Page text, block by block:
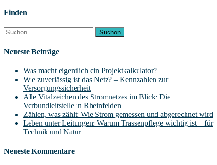
Finden
Suchen
nach:
Neueste Beiträge
Was macht eigentlich ein Projektkalkulator?
Wie zuverlässig ist das Netz? – Kennzahlen zur
Versorgungssicherheit
Alle Vitalzeichen des Stromnetzes im Blick: Die
Verbundleitstelle in Rheinfelden
Zählen, was zählt: Wie Strom gemessen und abgerechnet wird
Leben unter Leitungen: Warum Trassenpflege wichtig ist – für
Technik und Natur
Neueste Kommentare